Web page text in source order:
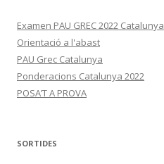
Examen PAU GREC 2022 Catalunya
Orientació a l'abast
PAU Grec Catalunya
Ponderacions Catalunya 2022
POSA’T A PROVA
SORTIDES